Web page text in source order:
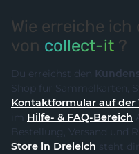
Wie erreiche
von collect-it ?
Du erreichst den
Kontaktformular auf der
im Hilfe- & FAQ-Bereich
Bestellung, Versand und
Store in Dreieich steht